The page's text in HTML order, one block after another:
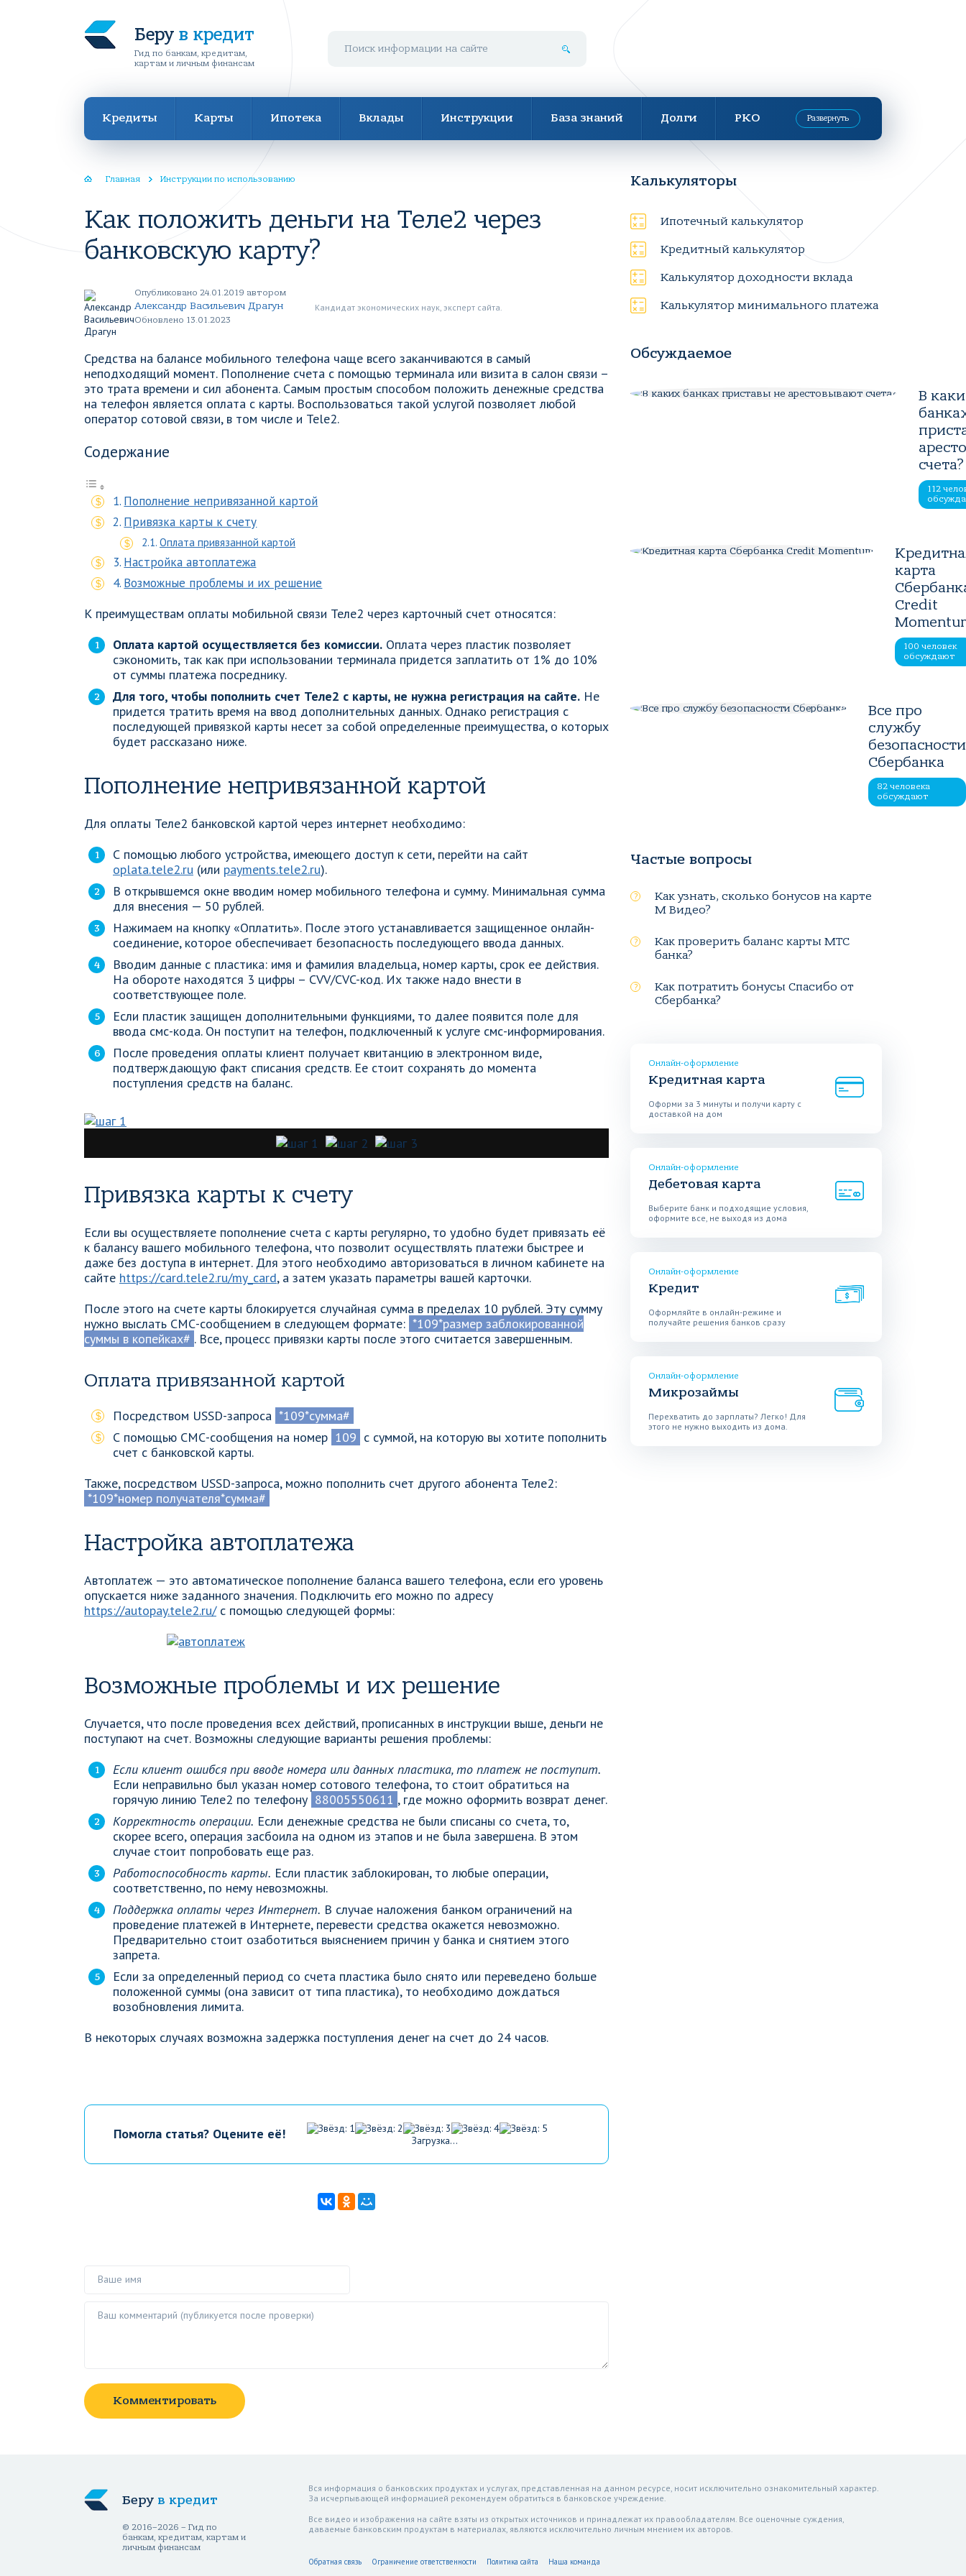
Беру в кредит
Гид по банкам, кредитам,
картам и личным финансам
Кредиты Карты Ипотека Вклады Инструкции База знаний Долги РКО Развернуть
Главная Инструкции по использованию
Как положить деньги на Теле2 через
банковскую карту?
Опубликовано 24.01.2019 автором
Александр Васильевич Драгун
Обновлено 13.01.2023
Кандидат экономических наук, эксперт сайта.
Средства на балансе мобильного телефона чаще всего заканчиваются в самый
неподходящий момент. Пополнение счета с помощью терминала или визита в салон связи –
это трата времени и сил абонента. Самым простым способом положить денежные средства
на телефон является оплата с карты. Воспользоваться такой услугой позволяет любой
оператор сотовой связи, в том числе и Tele2.
Содержание
Пополнение непривязанной картой
Привязка карты к счету
Оплата привязанной картой
Настройка автоплатежа
Возможные проблемы и их решение
К преимуществам оплаты мобильной связи Теле2 через карточный счет относятся:
Оплата картой осуществляется без комиссии. Оплата через пластик позволяет
сэкономить, так как при использовании терминала придется заплатить от 1% до 10%
от суммы платежа посреднику.
Для того, чтобы пополнить счет Теле2 с карты, не нужна регистрация на сайте. Не
придется тратить время на ввод дополнительных данных. Однако регистрация с
последующей привязкой карты несет за собой определенные преимущества, о которых
будет рассказано ниже.
Пополнение непривязанной картой
Для оплаты Теле2 банковской картой через интернет необходимо:
С помощью любого устройства, имеющего доступ к сети, перейти на сайт
oplata.tele2.ru (или payments.tele2.ru).
В открывшемся окне вводим номер мобильного телефона и сумму. Минимальная сумма
для внесения — 50 рублей.
Нажимаем на кнопку «Оплатить». После этого устанавливается защищенное онлайн-
соединение, которое обеспечивает безопасность последующего ввода данных.
Вводим данные с пластика: имя и фамилия владельца, номер карты, срок ее действия.
На обороте находятся 3 цифры – CVV/CVC-код. Их также надо внести в
соответствующее поле.
Если пластик защищен дополнительными функциями, то далее появится поле для
ввода смс-кода. Он поступит на телефон, подключенный к услуге смс-информирования.
После проведения оплаты клиент получает квитанцию в электронном виде,
подтверждающую факт списания средств. Ее стоит сохранять до момента
поступления средств на баланс.
Привязка карты к счету
Если вы осуществляете пополнение счета с карты регулярно, то удобно будет привязать её
к балансу вашего мобильного телефона, что позволит осуществлять платежи быстрее и
даже без доступа в интернет. Для этого необходимо авторизоваться в личном кабинете на
сайте https://card.tele2.ru/my_card, а затем указать параметры вашей карточки.
После этого на счете карты блокируется случайная сумма в пределах 10 рублей. Эту сумму
нужно выслать СМС-сообщением в следующем формате: *109*размер заблокированной
суммы в копейках# . Все, процесс привязки карты после этого считается завершенным.
Оплата привязанной картой
Посредством USSD-запроса *109*сумма#
С помощью СМС-сообщения на номер 109 с суммой, на которую вы хотите пополнить
счет с банковской карты.
Также, посредством USSD-запроса, можно пополнить счет другого абонента Теле2:
*109*номер получателя*сумма#
Настройка автоплатежа
Автоплатеж — это автоматическое пополнение баланса вашего телефона, если его уровень
опускается ниже заданного значения. Подключить его можно по адресу
https://autopay.tele2.ru/с помощью следующей формы:
Возможные проблемы и их решение
Случается, что после проведения всех действий, прописанных в инструкции выше, деньги не
поступают на счет. Возможны следующие варианты решения проблемы:
Если клиент ошибся при вводе номера или данных пластика, то платеж не поступит.
Если неправильно был указан номер сотового телефона, то стоит обратиться на
горячую линию Теле2 по телефону 88005550611 , где можно оформить возврат денег.
Корректность операции. Если денежные средства не были списаны со счета, то,
скорее всего, операция засбоила на одном из этапов и не была завершена. В этом
случае стоит попробовать еще раз.
Работоспособность карты. Если пластик заблокирован, то любые операции,
соответственно, по нему невозможны.
Поддержка оплаты через Интернет. В случае наложения банком ограничений на
проведение платежей в Интернете, перевести средства окажется невозможно.
Предварительно стоит озаботиться выяснением причин у банка и снятием этого
запрета.
Если за определенный период со счета пластика было снято или переведено больше
положенной суммы (она зависит от типа пластика), то необходимо дождаться
возобновления лимита.
В некоторых случаях возможна задержка поступления денег на счет до 24 часов.
Помогла статья? Оцените её! Загрузка...
Комментировать
Калькуляторы
Ипотечный калькулятор
Кредитный калькулятор
Калькулятор доходности вклада
Калькулятор минимального платежа
Обсуждаемое
В
счета?
112
карта
Credit
100 человек
обсуждают
Все про
службу
безопасности
Сбербанка
82 человека
обсуждают
Частые вопросы
Как узнать, сколько бонусов на карте
М Видео?
Как проверить баланс карты МТС
банка?
Как потратить бонусы Спасибо от
Сбербанка?
Онлайн-оформление
Кредитная карта
Оформи за 3 минуты и получи карту с
доставкой на дом
Онлайн-оформление
Дебетовая карта
Выберите банк и подходящие условия,
оформите все, не выходя из дома
Онлайн-оформление
Кредит
Оформляйте в онлайн-режиме и
получайте решения банков сразу
Онлайн-оформление
Микрозаймы
Перехватить до зарплаты? Легко! Для
этого не нужно выходить из дома.
Беру в кредит
© 2016–2026 – Гид по
банкам, кредитам, картам и
личным финансам
Вся информация о банковских продуктах и услугах, представленная на данном ресурсе, носит исключительно ознакомительный характер.
За исчерпывающей информацией рекомендуем обратиться в банковское учреждение.
Все видео и изображения на сайте взяты из открытых источников и принадлежат их правообладателям. Все оценочные суждения,
даваемые банковским продуктам в материалах, являются исключительно личным мнением их авторов.
Обратная связь Ограничение ответственности Политика сайта Наша команда